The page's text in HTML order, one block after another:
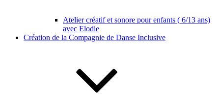
Atelier créatif et sonore pour enfants ( 6/13 ans)
avec Elodie
Création de la Compagnie de Danse Inclusive